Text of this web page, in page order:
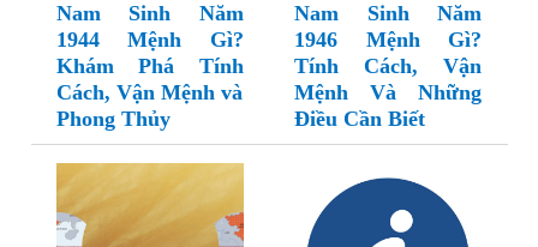
Nam Sinh Năm
1944 Mệnh Gì?
Khám Phá Tính
Cách, Vận Mệnh và
Phong Thủy
Nam Sinh Năm
1946 Mệnh Gì?
Tính Cách, Vận
Mệnh Và Những
Điều Cần Biết